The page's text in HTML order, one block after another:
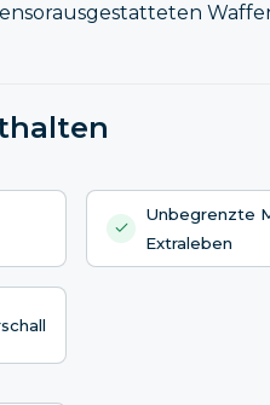
Unbegrenzte
Extraleben